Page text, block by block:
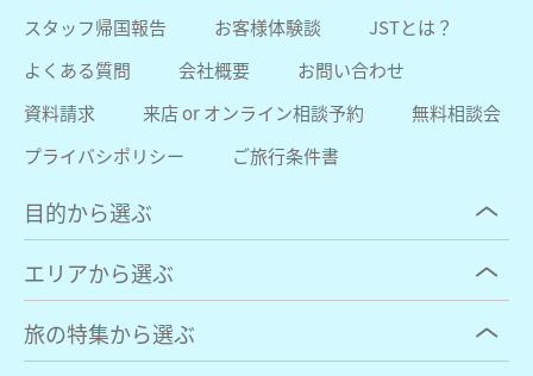
スタッフ帰国報告
お客様体験談
JSTとは？
よくある質問
会社概要
お問い合わせ
資料請求
来店 or オンライン相談予約
無料相談会
プライバシポリシー
ご旅行条件書
目的から選ぶ
エリアから選ぶ
旅の特集から選ぶ